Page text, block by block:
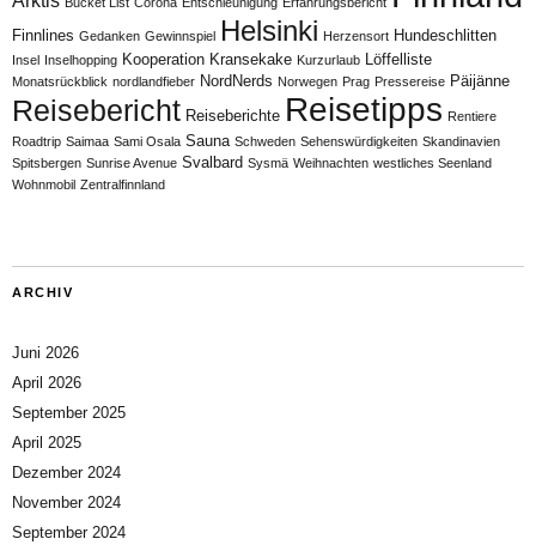
Finnlines Gedanken Gewinnspiel Helsinki Herzensort Hundeschlitten
Insel Inselhopping Kooperation Kransekake Kurzurlaub Löffelliste
Monatsrückblick nordlandfieber NordNerds Norwegen Prag Pressereise Päijänne
Reisebericht Reiseberichte Reisetipps Rentiere
Roadtrip Saimaa Sami Osala Sauna Schweden Sehenswürdigkeiten Skandinavien
Spitsbergen Sunrise Avenue Svalbard Sysmä Weihnachten westliches Seenland
Wohnmobil Zentralfinnland
ARCHIV
Juni 2026
April 2026
September 2025
April 2025
Dezember 2024
November 2024
September 2024